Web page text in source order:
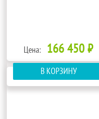
Цена: 166 450 ₽
В КОРЗИНУ